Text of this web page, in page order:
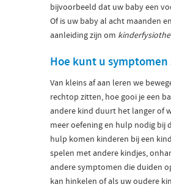
bijvoorbeeld dat uw baby een
Of is uw baby al acht maanden
aanleiding zijn om
Hoe kunt u symptomen
Van kleins af aan leren we
rechtop zitten, hoe gooi je een
andere kind duurt het langer of
meer oefening en hulp nodig bij
hulp komen kinderen bij een
spelen met andere kindjes,
andere symptomen die duiden
kan hinkelen of als uw oudere